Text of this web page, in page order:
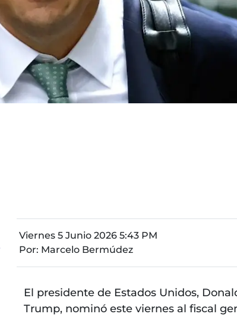
Viernes 5 Junio 2026 5:43 PM
Por: Marcelo Bermúdez
El presidente de Estados Unidos,
Trump, nominó este viernes al fiscal